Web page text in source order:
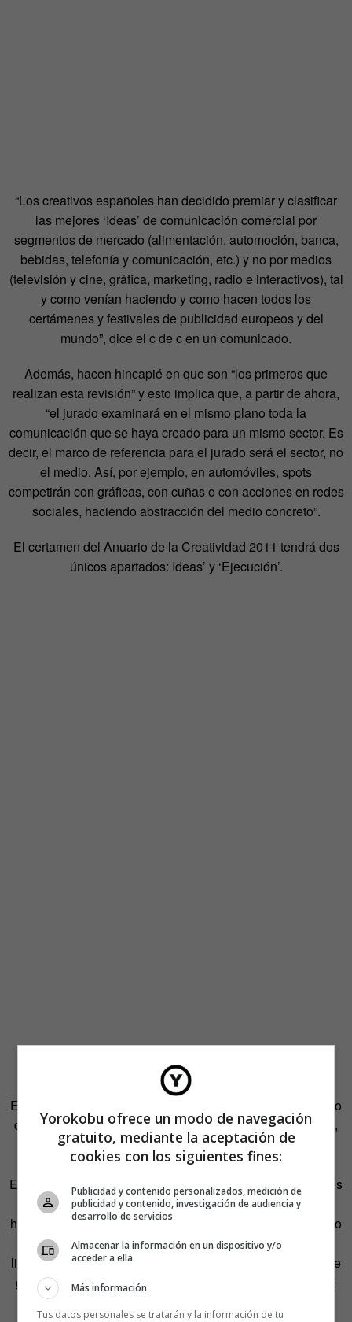
“Los creativos españoles han decidido premiar y clasificar
las mejores ‘Ideas’ de comunicación comercial por
segmentos de mercado (alimentación, automoción, banca,
bebidas, telefonía y comunicación, etc.) y no por medios
(televisión y cine, gráfica, marketing, radio e interactivos), tal
y como venían haciendo y como hacen todos los
certámenes y festivales de publicidad europeos y del
mundo”, dice el c de c en un comunicado.
Además, hacen hincapié en que son “los primeros que
realizan esta revisión” y esto implica que, a partir de ahora,
“el jurado examinará en el mismo plano toda la
comunicación que se haya creado para un mismo sector. Es
decir, el marco de referencia para el jurado será el sector, no
el medio. Así, por ejemplo, en automóviles, spots
competirán con gráficas, con cuñas o con acciones en redes
sociales, haciendo abstracción del medio concreto”.
El certamen del Anuario de la Creatividad 2011 tendrá dos
únicos apartados: Ideas’ y ‘Ejecución’.
En el primero se premiarán las mejores ideas por segmento
de mercado, en 26 categorías (Alimentación, Automóviles,
Bancos, Bebidas alcohólicas, Bebidas no alcohólicas,
Confección, Construcción e Inmobiliaria y
Electrodomésticos, hasta Enseñanza y Formación; Grandes
superficies; Medios de Comunicación; Productos para el
hogar y la oficina; Ocio, entretenimiento, juguetes; Pequeño
Comercio; Productos de Higiene y belleza; productos de
limpieza; Productos farmacéuticos; Servicios esenciales de
gas, electricidad o agua; Servicios Públicos sin ánimo de
lucro y ONG´s; Telefonía; Transportes; Equipamiento y
Yorokobu ofrece un modo de navegación
gratuito, mediante la aceptación de
cookies con los siguientes fines:
Publicidad y contenido personalizados, medición de
publicidad y contenido, investigación de audiencia y
desarrollo de servicios
Almacenar la información en un dispositivo y/o
acceder a ella
Más información
Tus datos personales se tratarán y la información de tu